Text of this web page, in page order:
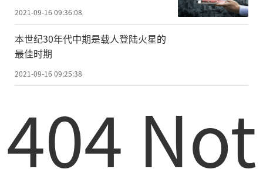
2021-09-16 09:36:08
本世纪30年代中期是载人登陆火星的
最佳时期
2021-09-16 09:25:38
404 Not